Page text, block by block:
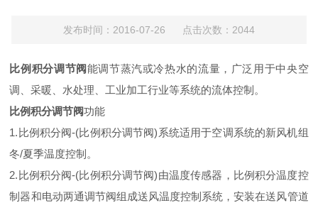
发布时间：2016-07-26 点击次数：2044
比例积分调节阀能调节蒸汽或冷热水的流量，广泛用于中央空
调、采暖、水处理、工业加工行业等系统的流体控制。
比例积分调节阀功能
1.比例积分阀-(比例积分调节阀)系统适用于空调系统的新风机组
冬/夏季温度控制。
2.比例积分阀-(比例积分调节阀)由温度传感器，比例积分温度控
制器和电动两通调节阀组成送风温度控制系统，安装在送风管道